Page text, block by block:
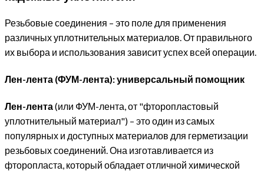
Резьбовые соединения – это поле для применения
различных уплотнительных материалов. От правильного
их выбора и использования зависит успех всей операции.
Лен-лента (ФУМ-лента): универсальный помощник
Лен-лента (или ФУМ-лента, от "фторопластовый
уплотнительный материал") – это один из самых
популярных и доступных материалов для герметизации
резьбовых соединений. Она изготавливается из
фторопласта, который обладает отличной химической